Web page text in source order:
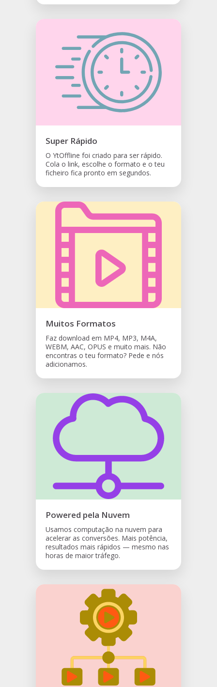
Super Rápido
O YtOffline foi criado para ser rápido.
Cola o link, escolhe o formato e o teu
ficheiro fica pronto em segundos.
Muitos Formatos
Faz download em MP4, MP3, M4A,
WEBM, AAC, OPUS e muito mais. Não
encontras o teu formato? Pede e nós
adicionamos.
Powered pela Nuvem
Usamos computação na nuvem para
acelerar as conversões. Mais potência,
resultados mais rápidos — mesmo nas
horas de maior tráfego.